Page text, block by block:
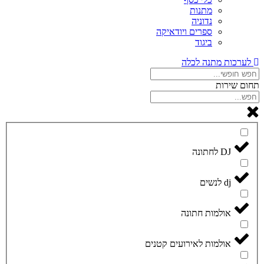
מתנות
נדוניה
ספרים ויודאיקה
ביגוד
לערכות מתנה לכלה
תחום שירות
DJ לחתונה
dj לנשים
אולמות חתונה
אולמות לאירועים קטנים